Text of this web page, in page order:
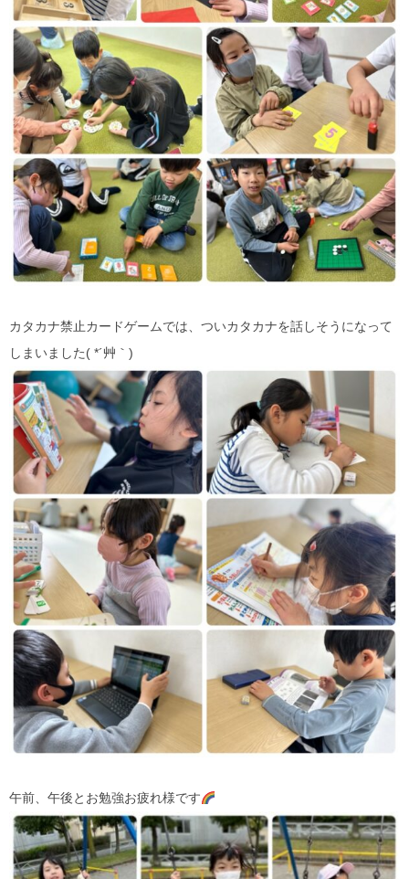
カタカナ禁止カードゲームでは、ついカタカナを話しそうになって
しまいました( *´艸｀)
午前、午後とお勉強お疲れ様です